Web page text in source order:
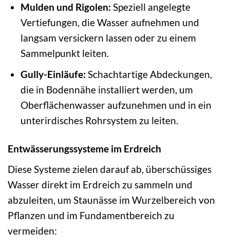
Mulden und Rigolen: Speziell angelegte
Vertiefungen, die Wasser aufnehmen und
langsam versickern lassen oder zu einem
Sammelpunkt leiten.
Gully-Einläufe: Schachtartige Abdeckungen,
die in Bodennähe installiert werden, um
Oberflächenwasser aufzunehmen und in ein
unterirdisches Rohrsystem zu leiten.
Entwässerungssysteme im Erdreich
Diese Systeme zielen darauf ab, überschüssiges
Wasser direkt im Erdreich zu sammeln und
abzuleiten, um Staunässe im Wurzelbereich von
Pflanzen und im Fundamentbereich zu
vermeiden: